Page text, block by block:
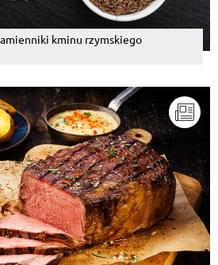
kminu rzymskiego